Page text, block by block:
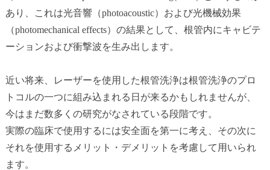
あり、これは光音響（photoacoustic）および光機械効果
（photomechanical effects）の結果として、根管内にキャビテ
ーションおよび衝撃波を生み出します。
近い将来、レーザーを使用した根管洗浄は根管洗浄のプロ
トコルの一つに組み込まれる日が来るかもしれませんが、
今はまだ数多くの研究がなされている段階です。
実際の臨床で使用するには安全面を第一に考え、その次に
それを使用するメリット・デメリットを考慮して用いられ
ます。